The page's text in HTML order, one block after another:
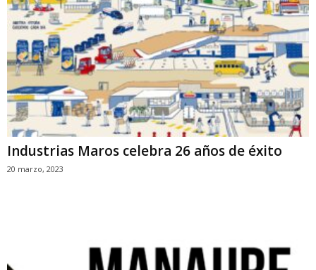
Industrias Maros celebra 26 años de éxito
20 marzo, 2023